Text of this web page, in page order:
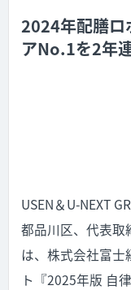
2024年配膳ロ
アNo.1を2年
USEN＆U-NEXT
都品川区、代表取
は、株式会社富士
ト『2025年版 自